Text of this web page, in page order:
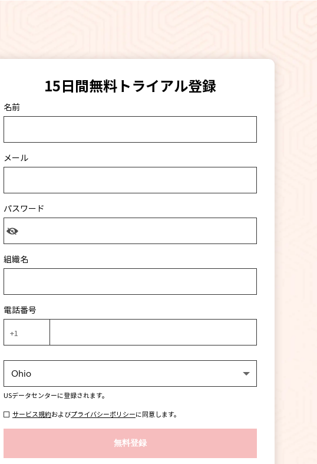
15日間無料トライアル登録
名前
メール
パスワード
組織名
+1
電話番号
USデータセンターに登録されます。
サービス規約およびプライバシーポリシーに同意します。